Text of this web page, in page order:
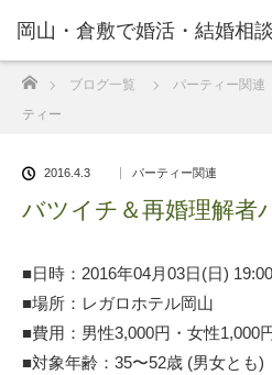
岡山・倉敷で婚活・結婚相
の豊富なNPO法人・和(なご
ブログ一覧 パーティー関連
ティー
2016.4.3 パーティー関連
バツイチ＆再婚理解者
■日時：2016年04月03日(日)
■場所：レガロホテル岡山
■費用：男性3,000円・女性1,000
■対象年齢：35〜52歳 (男女とも)